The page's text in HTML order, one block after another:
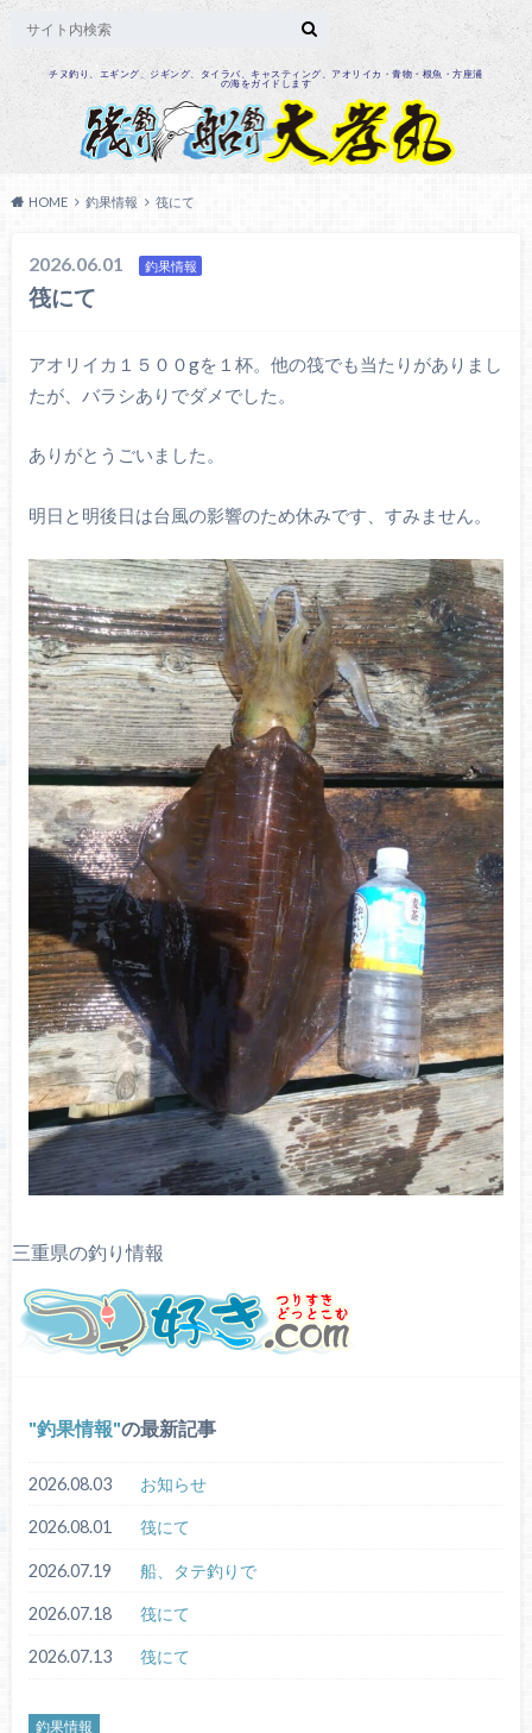
チヌ釣り、エギング、ジギング、タイラバ、キャスティング、アオリイカ・青物・根魚・方座浦
の海をガイドします
HOME 釣果情報 筏にて
2026.06.01 釣果情報
筏にて
アオリイカ１５００gを１杯。他の筏でも当たりがありまし
たが、バラシありでダメでした。
ありがとうごいました。
明日と明後日は台風の影響のため休みです、すみません。
三重県の釣り情報
釣果情報 の最新記事
2026.08.03 お知らせ
2026.08.01 筏にて
2026.07.19 船、タテ釣りで
2026.07.18 筏にて
2026.07.13 筏にて
釣果情報